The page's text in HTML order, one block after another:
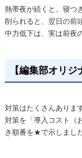
熱帯夜が続くと、寝つ
削られると、翌日の
中力低下は、実は前夜
【編集部オリ
対策はたくさんありま
対策を「導入コスト（
き順番を★で示しまし